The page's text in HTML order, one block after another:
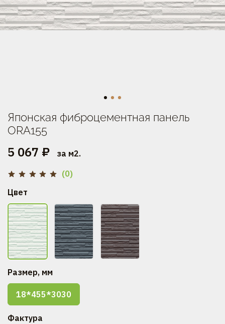
(0)
Японская фиброцементная панель
ORA155
5 067 ₽ за м2.
Цвет
Размер, мм
18*455*3030
Фактура